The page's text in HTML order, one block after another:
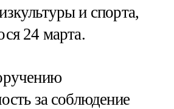
и спорта,
24 марта.
за соблюдение